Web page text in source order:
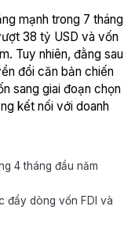
mạnh trong 7 tháng
38 tỷ USD và vốn
Tuy nhiên, đằng sau
đổi căn bản chiến
sang giai đoạn chọn
kết nối với doanh
4 tháng đầu năm
đẩy dòng vốn FDI và